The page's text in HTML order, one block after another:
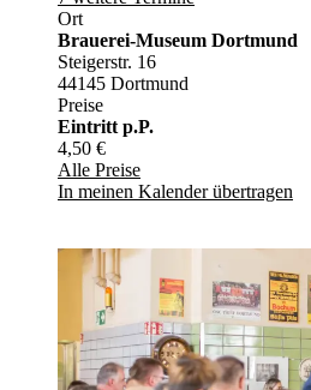
Ort
Brauerei-Museum Dortmund
Steigerstr. 16
44145 Dortmund
Preise
Eintritt p.P.
4,50 €
Alle Preise
In meinen Kalender übertragen